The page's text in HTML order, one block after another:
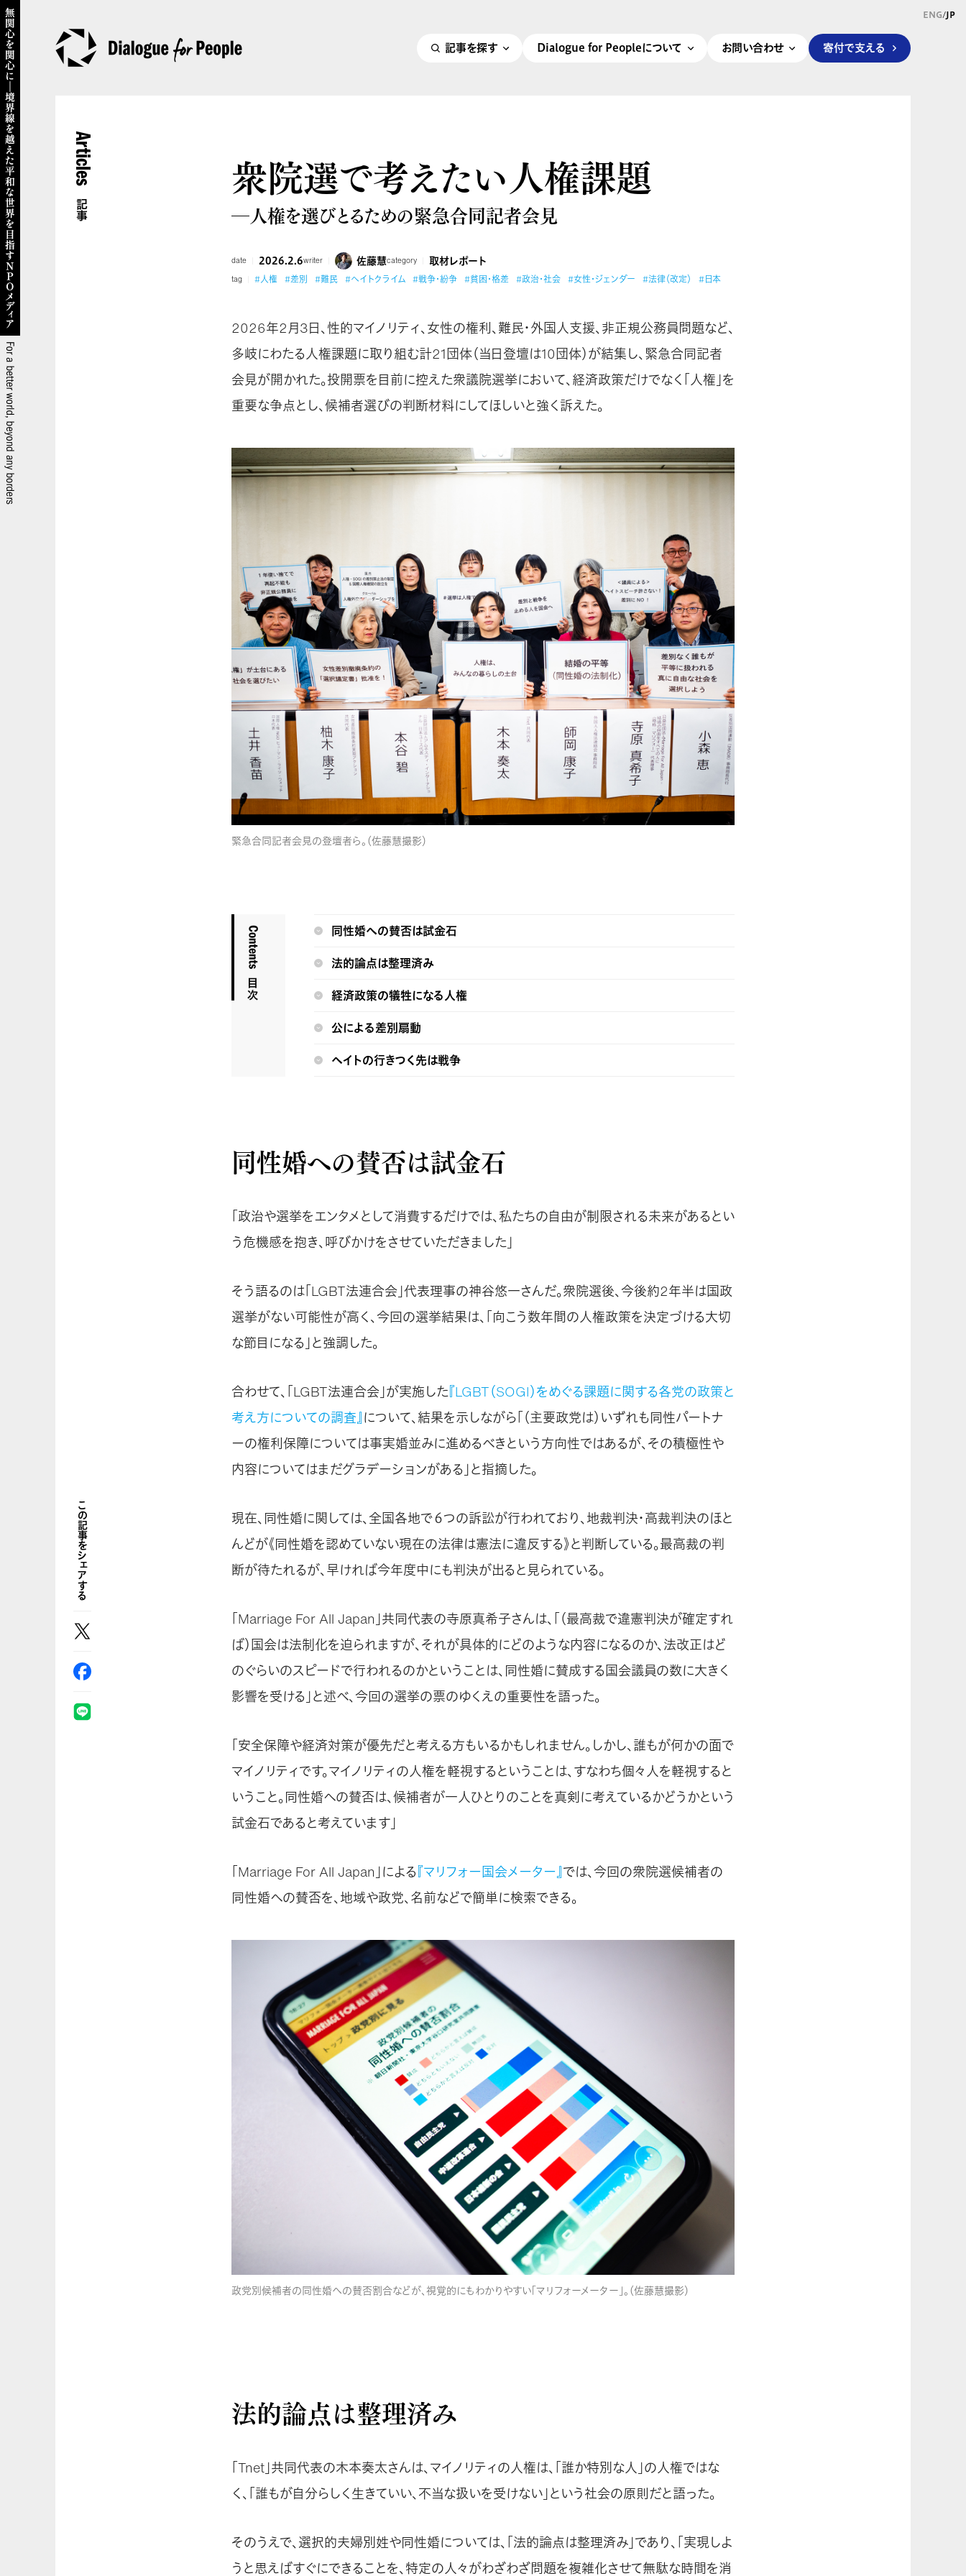
記事を探す Dialogue for Peopleについて お問い合わせ 寄付で支える
ENG/JP
Articles
記事
衆院選で考えたい人権課題
―人権を選びとるための緊急合同記者会見
date 2026.2.6writer 佐藤慧category 取材レポート
tag #人権 #差別 #難民 #ヘイトクライム #戦争・紛争 #貧困・格差 #政治・社会 #女性・ジェンダー #法律（改定） #日本
2026年2月3日、性的マイノリティ、女性の権利、難民・外国人支援、非正規公務員問題など、
多岐にわたる人権課題に取り組む計21団体（当日登壇は10団体）が結集し、緊急合同記者
会見が開かれた。投開票を目前に控えた衆議院選挙において、経済政策だけでなく「人権」を
重要な争点とし、候補者選びの判断材料にしてほしいと強く訴えた。
緊急合同記者会見の登壇者ら。（佐藤慧撮影）
同性婚への賛否は試金石
法的論点は整理済み
経済政策の犠牲になる人権
公による差別扇動
ヘイトの行きつく先は戦争
同性婚への賛否は試金石
「政治や選挙をエンタメとして消費するだけでは、私たちの自由が制限される未来があるとい
う危機感を抱き、呼びかけをさせていただきました」
そう語るのは「LGBT法連合会」代表理事の神谷悠一さんだ。衆院選後、今後約2年半は国政
選挙がない可能性が高く、今回の選挙結果は、「向こう数年間の人権政策を決定づける大切
な節目になる」と強調した。
合わせて、「LGBT法連合会」が実施した『LGBT（SOGI）をめぐる課題に関する各党の政策と
考え方についての調査』について、結果を示しながら「（主要政党は）いずれも同性パートナ
ーの権利保障については事実婚並みに進めるべきという方向性ではあるが、その積極性や
内容についてはまだグラデーションがある」と指摘した。
現在、同性婚に関しては、全国各地で６つの訴訟が行われており、地裁判決・高裁判決のほと
んどが《同性婚を認めていない現在の法律は憲法に違反する》と判断している。最高裁の判
断が待たれるが、早ければ今年度中にも判決が出ると見られている。
「Marriage For All Japan」共同代表の寺原真希子さんは、「（最高裁で違憲判決が確定すれ
ば）国会は法制化を迫られますが、それが具体的にどのような内容になるのか、法改正はど
のぐらいのスピードで行われるのかということは、同性婚に賛成する国会議員の数に大きく
影響を受ける」と述べ、今回の選挙の票のゆくえの重要性を語った。
「安全保障や経済対策が優先だと考える方もいるかもしれません。しかし、誰もが何かの面で
マイノリティです。マイノリティの人権を軽視するということは、すなわち個々人を軽視すると
いうこと。同性婚への賛否は、候補者が一人ひとりのことを真剣に考えているかどうかという
試金石であると考えています」
「Marriage For All Japan」による『マリフォー国会メーター』では、今回の衆院選候補者の
同性婚への賛否を、地域や政党、名前などで簡単に検索できる。
政党別候補者の同性婚への賛否割合などが、視覚的にもわかりやすい「マリフォーメーター」。（佐藤慧撮影）
法的論点は整理済み
「Tnet」共同代表の木本奏太さんは、マイノリティの人権は、「誰か特別な人」の人権ではな
く、「誰もが自分らしく生きていい、不当な扱いを受けない」という社会の原則だと語った。
そのうえで、選択的夫婦別姓や同性婚については、「法的論点は整理済み」であり、「実現しよ
うと思えばすぐにできることを、特定の人々がわざわざ問題を複雑化させて無駄な時間を消
この記事をシェアする